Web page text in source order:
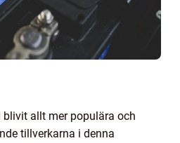
blivit allt mer populära och
tillverkarna i denna